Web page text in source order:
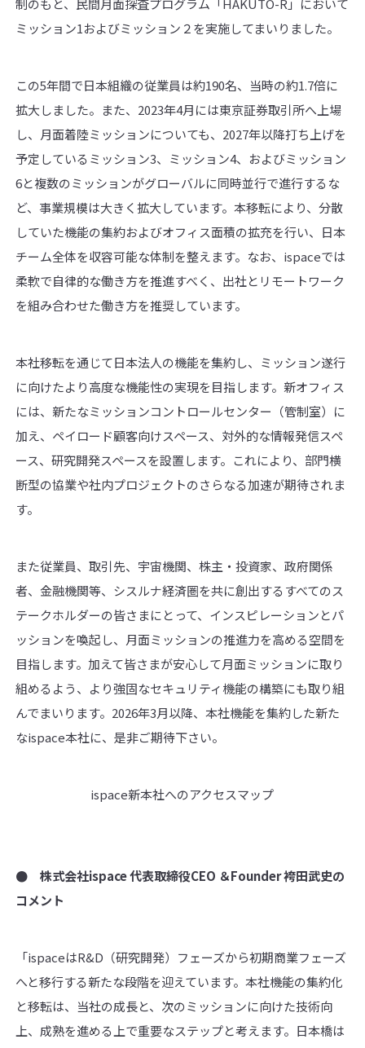
制のもと、民間月面探査プログラム「HAKUTO-R」において
ミッション1およびミッション２を実施してまいりました。
この5年間で日本組織の従業員は約190名、当時の約1.7倍に
拡大しました。また、2023年4月には東京証券取引所へ上場
し、月面着陸ミッションについても、2027年以降打ち上げを
予定しているミッション3、ミッション4、およびミッション
6と複数のミッションがグローバルに同時並行で進行するな
ど、事業規模は大きく拡大しています。本移転により、分散
していた機能の集約およびオフィス面積の拡充を行い、日本
チーム全体を収容可能な体制を整えます。なお、ispaceでは
柔軟で自律的な働き方を推進すべく、出社とリモートワーク
を組み合わせた働き方を推奨しています。
本社移転を通じて日本法人の機能を集約し、ミッション遂行
に向けたより高度な機能性の実現を目指します。新オフィス
には、新たなミッションコントロールセンター（管制室）に
加え、ペイロード顧客向けスペース、対外的な情報発信スペ
ース、研究開発スペースを設置します。これにより、部門横
断型の協業や社内プロジェクトのさらなる加速が期待されま
す。
また従業員、取引先、宇宙機関、株主・投資家、政府関係
者、金融機関等、シスルナ経済圏を共に創出するすべてのス
テークホルダーの皆さまにとって、インスピレーションとパ
ッションを喚起し、月面ミッションの推進力を高める空間を
目指します。加えて皆さまが安心して月面ミッションに取り
組めるよう、より強固なセキュリティ機能の構築にも取り組
んでまいります。2026年3月以降、本社機能を集約した新た
なispace本社に、是非ご期待下さい。
ispace新本社へのアクセスマップ
● 株式会社ispace代表取締役CEO ＆Founder袴田武史の
コメント
「ispaceはR&D（研究開発）フェーズから初期商業フェーズ
へと移行する新たな段階を迎えています。本社機能の集約化
と移転は、当社の成長と、次のミッションに向けた技術向
上、成熟を進める上で重要なステップと考えます。日本橋は